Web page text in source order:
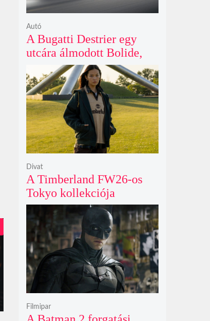
A Bugatti Destrier egy
utcára álmodott Bolide,
ami a pályaautók
brutalitását öltözteti
egyedi karosszériába
Autó
A Timberland FW26-os
Tokyo kollekciója
flanellel, kordbársonnyal
és bőrrel gondolja újra az
időtlen örökséget
Divat
Filmipar